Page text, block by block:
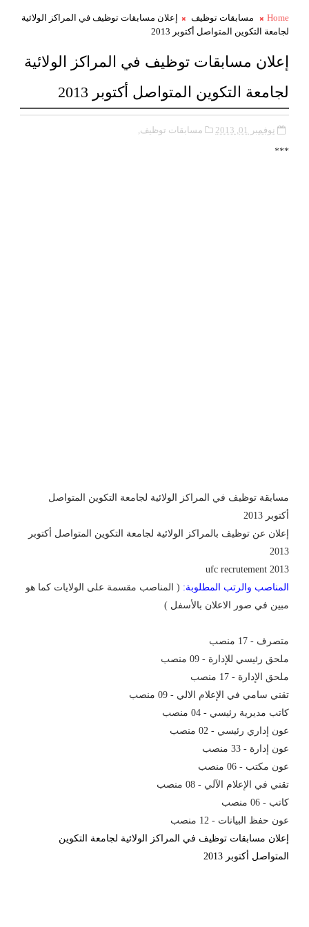
Home مسابقات توظيف
إعلان مسابقات توظيف في المراكز الولائية
لجامعة التكوين المتواصل أكتوبر 2013
إعلان مسابقات توظيف في المراكز الولائية
لجامعة التكوين المتواصل أكتوبر 2013
نوفمبر 01, 2013 مسابقات توظيف,
***
أكتوبر 2013
إعلان عن توظيف بالمراكز الولائية لجامعة التكوين المتواصل أكتوبر
2013
ufc recrutement 2013
المناصب والرتب المطلوبة: ( المناصب مقسمة على الولايات كما هو
مبين في صور الاعلان بالأسفل )
متصرف - 17 منصب
ملحق رئيسي للإدارة - 09 منصب
ملحق الإدارة - 17 منصب
تقني سامي في الإعلام الالي - 09 منصب
كاتب مديرية رئيسي - 04 منصب
عون إداري رئيسي - 02 منصب
عون إدارة - 33 منصب
عون مكتب - 06 منصب
تقني في الإعلام الآلي - 08 منصب
كاتب - 06 منصب
عون حفظ البيانات - 12 منصب
إعلان مسابقات توظيف في المراكز الولائية لجامعة التكوين
المتواصل أكتوبر 2013